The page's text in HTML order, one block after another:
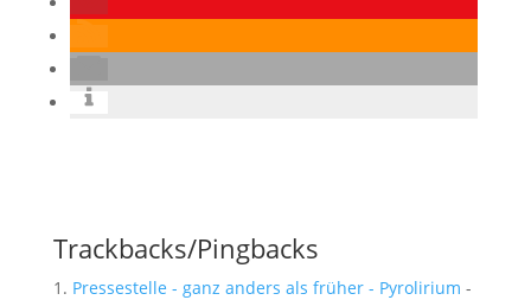
Trackbacks/Pingbacks
Pressestelle - ganz anders als früher - Pyrolirium -